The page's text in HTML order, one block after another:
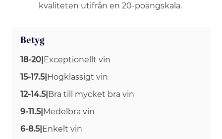
kvaliteten utifrån en 20-poängskala.
Betyg
18-20|Exceptionellt vin
15-17.5|Högklassigt vin
12-14.5|Bra till mycket bra vin
9-11.5|Medelbra vin
6-8.5|Enkelt vin